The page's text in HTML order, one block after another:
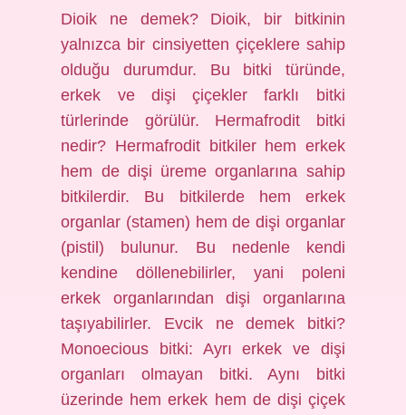
Dioik ne demek? Dioik, bir bitkinin
yalnızca bir cinsiyetten çiçeklere sahip
olduğu durumdur. Bu bitki türünde,
erkek ve dişi çiçekler farklı bitki
türlerinde görülür. Hermafrodit bitki
nedir? Hermafrodit bitkiler hem erkek
hem de dişi üreme organlarına sahip
bitkilerdir. Bu bitkilerde hem erkek
organlar (stamen) hem de dişi organlar
(pistil) bulunur. Bu nedenle kendi
kendine döllenebilirler, yani poleni
erkek organlarından dişi organlarına
taşıyabilirler. Evcik ne demek bitki?
Monoecious bitki: Ayrı erkek ve dişi
organları olmayan bitki. Aynı bitki
üzerinde hem erkek hem de dişi çiçek